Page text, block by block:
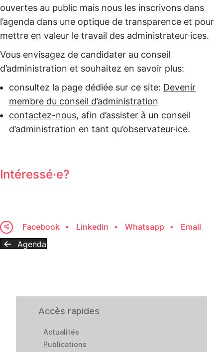
ouvertes au public mais nous les inscrivons dans
l’agenda dans une optique de transparence et pour
mettre en valeur le travail des administrateur·ices.
Vous envisagez de candidater au conseil
d’administration et souhaitez en savoir plus:
consultez la page dédiée sur ce site: Devenir
membre du conseil d’administration
contactez-nous, afin d’assister à un conseil
d’administration en tant qu’observateur·ice.
Intéressé·e?
Facebook Linkedin Whatsapp
Email
Agenda
Accès rapides
Actualités
Publications